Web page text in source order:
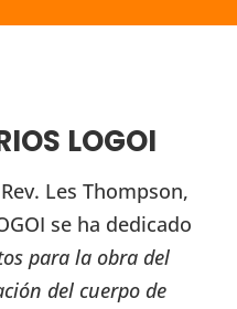
LOGOI
Les Thompson,
se ha dedicado
para la obra del
del cuerpo de